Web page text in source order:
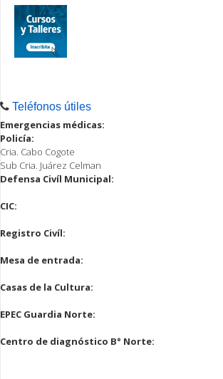
Teléfonos útiles
Emergencias médicas:
Policía:
Cria. Cabo Cogote
Sub Cria. Juárez Celman
Defensa Civíl Municipal:
CIC:
Registro Civíl:
Mesa de entrada:
Casas de la Cultura:
EPEC Guardia Norte:
Centro de diagnóstico B° Norte: